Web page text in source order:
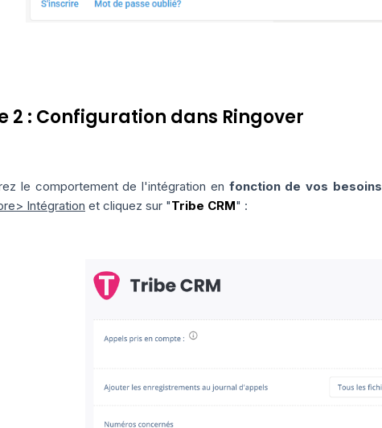
2 : Configuration dans Ringover
le comportement de l'intégration en fonction de vos besoins
Intégration et cliquez sur "Tribe CRM" :